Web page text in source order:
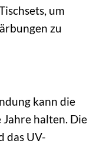
um
zu
kann die
halten. Die
das UV-